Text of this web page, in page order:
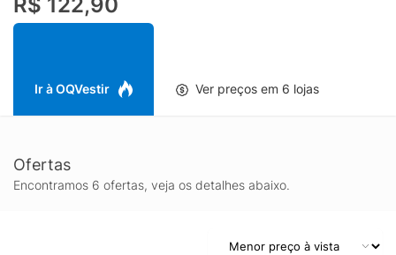
Ir à OQVestir Ver preços em 6 lojas
Ofertas
Encontramos 6 ofertas, veja os detalhes abaixo.